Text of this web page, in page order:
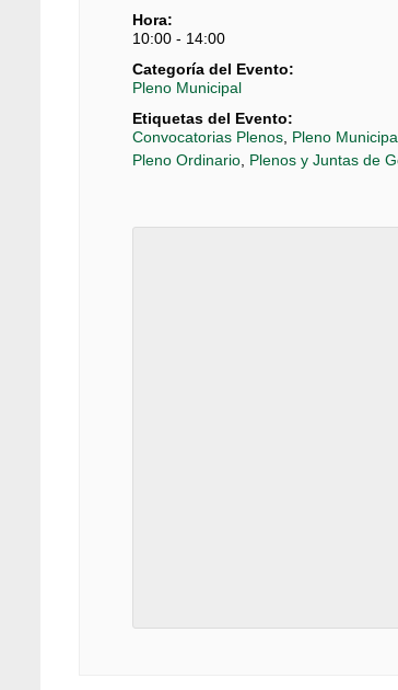
Hora:
10:00 - 14:00
Categoría del Evento:
Pleno Municipal
Etiquetas del Evento:
Convocatorias Plenos, Pleno
Pleno Ordinario, Plenos y Juntas de